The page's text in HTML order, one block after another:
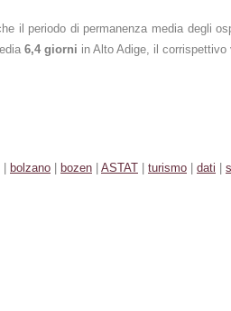
il periodo di permanenza media degli
6,4 giorni in Alto Adige, il
bolzano bozen ASTAT turismo dati